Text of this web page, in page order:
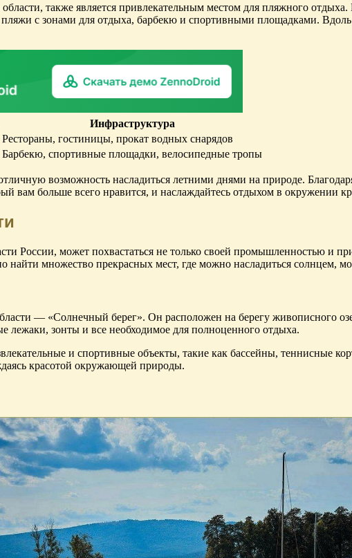
также является привлекательным местом для пляжного
с зонами для отдыха, барбекю и спортивными площадками.
Инфраструктура
Рестораны, гостиницы, прокат водных снарядов
Барбекю, спортивные площадки, велосипедные тропы
возможность насладиться летними днями на природе.
вам больше всего нравится, и наслаждайтесь отдыхом в окружении
России, может похвастаться не только своей промышленностью и
множество прекрасных мест, где можно насладиться солнцем,
— «Солнечный берег». Он расположен на берегу живописного
зонты и все необходимое для полноценного отдыха.
и спортивные объекты, такие как бассейны, теннисные
красотой окружающей природы.